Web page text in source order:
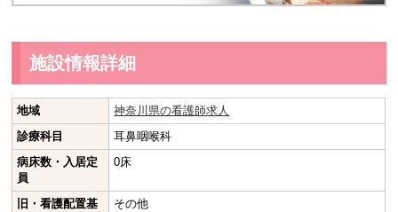
施設情報詳細
地域
神奈川県の看護師求人
診療科目
耳鼻咽喉科
病床数・入居定
員
0床
旧・看護配置基
その他